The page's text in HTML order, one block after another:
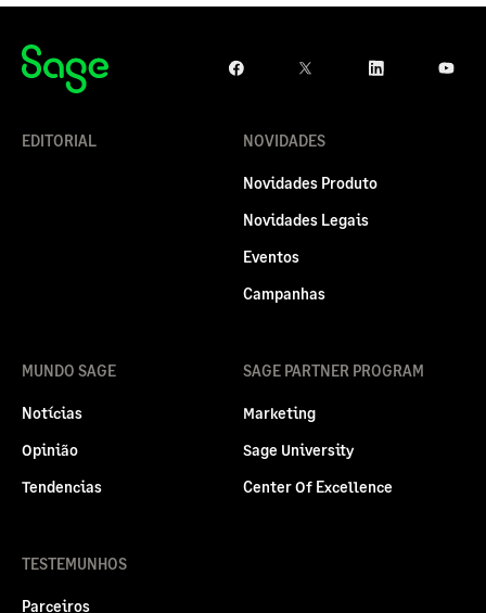
EDITORIAL NOVIDADES
Novidades Produto
Novidades Legais
Eventos
Campanhas
MUNDO SAGE
Notícias
Opinião
Tendencias
SAGE PARTNER PROGRAM
Marketing
Sage University
Center Of Excellence
TESTEMUNHOS
Parceiros